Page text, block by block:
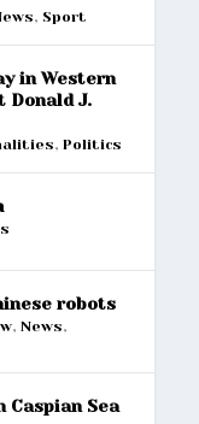
, Sport
in Western
Donald J.
,Politics
robots
,News,
Caspian Sea